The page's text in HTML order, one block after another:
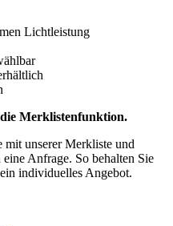
Lichtleistung
Merklistenfunktion.
mit unserer Merkliste und
Anfrage. So behalten Sie
individuelles Angebot.